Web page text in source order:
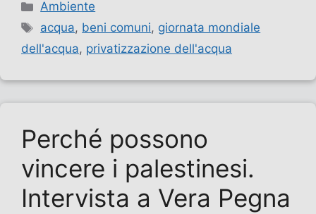
Categorie
Ambiente
Tag
acqua, beni comuni, giornata mondiale
dell'acqua, privatizzazione dell'acqua
Perché possono
vincere i palestinesi.
Intervista a Vera Pegna